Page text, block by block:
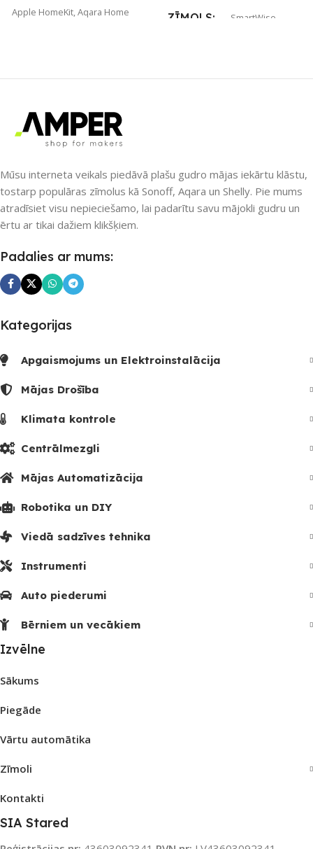
Apple HomeKit,Aqara Home
PIEEJAMS UZREIZ
UZREIZ PIEEJAMAIS
SKAITS
3
ZĪMOLS SmartWise
5
Mūsu interneta veikals piedāvā plašu gudro mājas iekārtu klāstu,
tostarp populāras zīmolus kā Sonoff, Aqara un Shelly. Pie mums
atradīsiet visu nepieciešamo, lai padarītu savu mājokli gudru un
ērtu ar tikai dažiem klikšķiem.
Padalies ar mums:
Kategorijas
Apgaismojums un Elektroinstalācija
Mājas Drošība
Klimata kontrole
Centrālmezgli
Mājas Automatizācija
Robotika un DIY
Viedā sadzīves tehnika
Instrumenti
Auto piederumi
Bērniem un vecākiem
Izvēlne
Sākums
Piegāde
Vārtu automātika
Zīmoli
Kontakti
SIA Stared